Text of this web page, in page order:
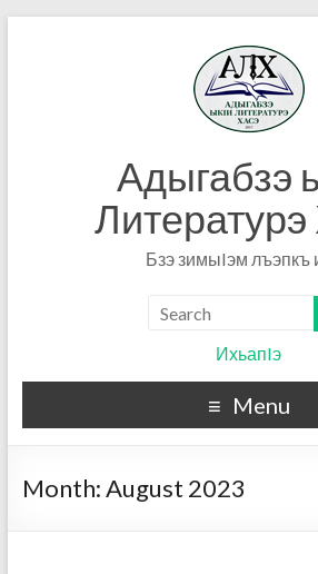
Адыгабзэ
Литературэ
Бзэ зимыIэм лъэпкъ
ИхьапIэ
Menu
Month:August 2023